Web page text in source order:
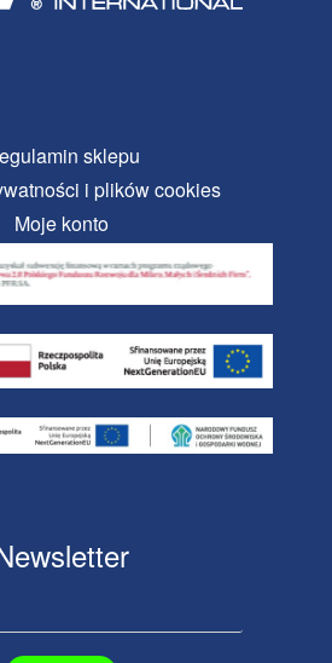
sklepu
i plików cookies
Moje konto